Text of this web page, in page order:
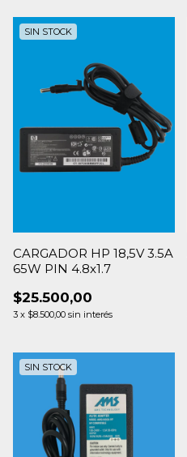
SIN STOCK
CARGADOR HP 18,5V 3.5A
65W PIN 4.8x1.7
$25.500,00
3 x $8.500,00 sin interés
SIN STOCK